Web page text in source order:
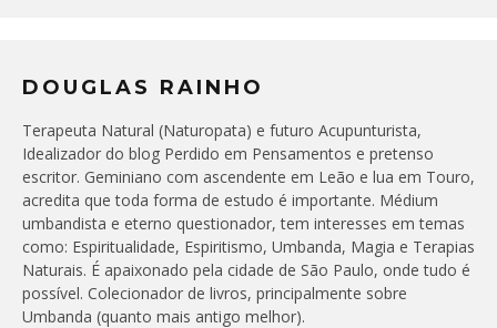
DOUGLAS RAINHO
Terapeuta Natural (Naturopata) e futuro Acupunturista,
Idealizador do blog Perdido em Pensamentos e pretenso
escritor. Geminiano com ascendente em Leão e lua em Touro,
acredita que toda forma de estudo é importante. Médium
umbandista e eterno questionador, tem interesses em temas
como: Espiritualidade, Espiritismo, Umbanda, Magia e Terapias
Naturais. É apaixonado pela cidade de São Paulo, onde tudo é
possível. Colecionador de livros, principalmente sobre
Umbanda (quanto mais antigo melhor).